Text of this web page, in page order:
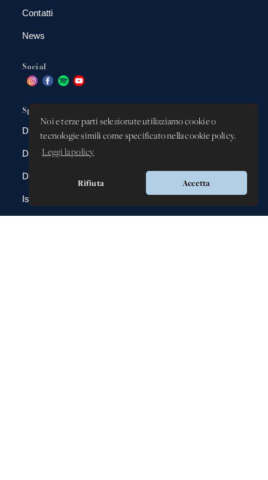
Noi e terze parti selezionate utilizziamo cookie o
tecnologie simili come specificato nella cookie policy.
Leggi la policy
Rifiuta Accetta
Contatti
News
Social
Spazio app
DBAnima
DBContest
DBDrive
Iscrizioni